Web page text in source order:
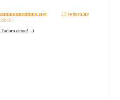
13 settembre
l'adorazione! :-)